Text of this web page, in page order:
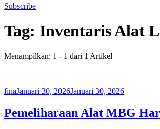
Subscribe
Tag: Inventaris Alat
Menampilkan: 1 - 1 dari 1 Artikel
finaJanuari 30, 2026Januari 30, 2026
Pemeliharaan Alat MBG